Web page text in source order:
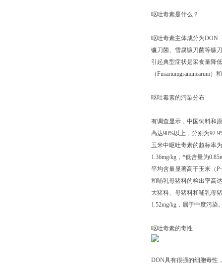
呕吐毒素是什么？
呕吐毒素主体成分为DON
镰刀菌、雪腐镰刀菌等镰
引起典型症状是采食量降
（Fusariumgraminearum
呕吐毒素的污染分布
有调查显示，中国饲料和
高达90%以上，分别为
玉米中呕吐毒素的超标率
1.36mg/kg，*低含量为
平均含量显著高于玉米（
和哺乳母猪料的检出率高
大猪料、母猪料和哺乳母
1.52mg/kg，属于中度污染
呕吐毒素的毒性
DON具有很强的细胞毒性